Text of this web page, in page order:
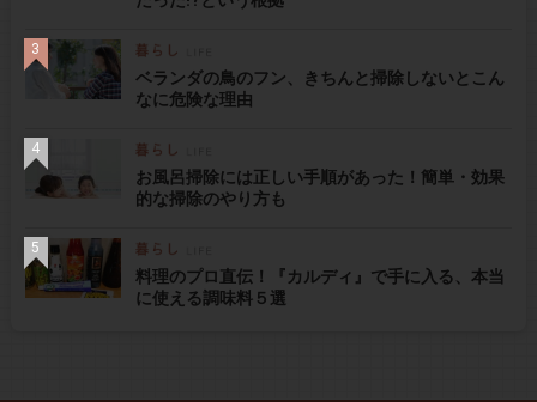
ベランダの鳥のフン、きちんと掃除しないとこん
なに危険な理由
お風呂掃除には正しい手順があった！簡単・効果
的な掃除のやり方も
料理のプロ直伝！『カルディ』で手に入る、本当
に使える調味料５選